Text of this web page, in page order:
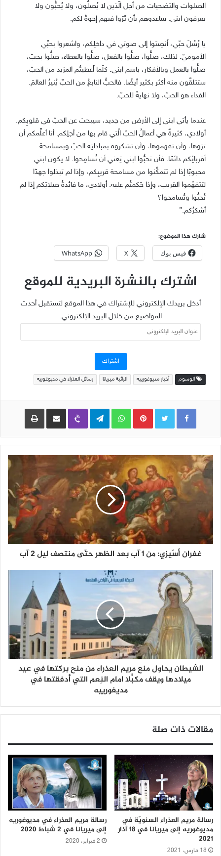
الصلوات والتضحيات من أجل الّذين لا يُصلُّون، ولا يُحبُّون ولا
يعرفون ابني. ساعدوهم بأن تَرَوا فيهم إخوةً لكم.
يا رُسُلَ حبّي، أَنصِتوا إلى صوتي في داخلِكم، واشعروا بحبِّي
الأموميّ. لذلك، صلُّوا، صلُّوا بالفعل، صلُّوا بالعطاء، صلُّوا بحبّ،
صلُّوا بالعمل وبالأفكار، باسم ابني. كلّما أَعطيتُم المزيد من الحبّ،
ستتلقَّون منه أكثر بكثير أيضًا. فالحبُّ النابعُ من الحبِّ يُنيرُ العالمَ.
الفداء هو الحبّ، ولا نهايةَ للحبّ.
عندما يأتي ابني إلى الأرض من جديد، سيبحث عن الحبّ في قلوبِكم.
أولادي، كثيرةٌ هي أعمالُ الحبّ الّتي قام بها من أجلِكم. أنا أعلِّمكم أن
ترَوها، وأن تفهموها، وأن تشكروه بمبادلتِه الحبّ وبمسامحة
أقربائِكم دائمًا. فأن تحبُّوا ابني يَعني أن تُسامِحوا. لا يكون ابني
محبوبًا إذا لم تتمكَّنوا من مسامحة قريبِكم، وإذا لم تبذلوا جهدًا
لتتفهّموا القريب، وإذا حَكمتُم عليه. أولادي، ما فائدةُ صلاتِكم إذا لم
تُحبُّوا وتُسامحوا؟
أشكرُكم.”
شارك هذا الموضوع:
فيس بوك X
WhatsApp
اشترك بالنشرة البريدية للموقع
أدخل بريدك الإلكتروني للإشتراك في هذا الموقع لتستقبل أحدث
المواضيع من خلال البريد الإلكتروني.
عنوان
البريد
اشتراك
الوسوم أخبار مديوغورييه الرائية ميريانا رسائل العذراء في مديوغوريه
Pinterest
WhatsApp
Telegram
Viber مشاركة عبر البريد طباعة
غفران أسّيزي: من 1 آب بعد الظهر حتّى منتصف ليل 2 آب
الشيطان يحاول منع مريم العذراء من منح بركتها في عيد
ميلادها ويقف مكبّلاً امام النِعم التي أدفقتها في
مديغورييه
مقالات ذات صلة
رسالة مريم العذراء السنويّة في
مديوغوريه إلى ميريانا في 18 آذار
2021
18 مارس، 2021
رسالة مريم العذراء في مديوغوريه
إلى ميريانا في 2 شباط 2020
2 فبراير، 2020